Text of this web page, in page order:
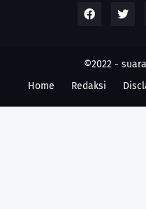
©2022 -
Home
Redaksi